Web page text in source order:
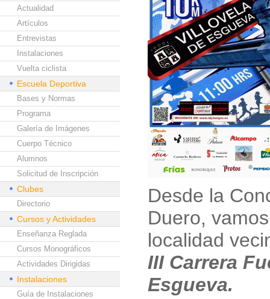
Actualidad
Artículos
Entrevistas
Instalaciones
Vuelta ciclista
Escuela Deportiva
Bases y Normas
Programa
Galería de Imágenes
Cuerpo Técnico
Alumnos
Solicitud de Inscripción
Clubes
Directorio
Cursos y Actividades
Enseñanza Reglada
Cursos Monográficos
Actividades Dirigidas
Instalaciones
Guía de Instalaciones
Desde la
Duero,
localidad
III Carrera
Esgueva.